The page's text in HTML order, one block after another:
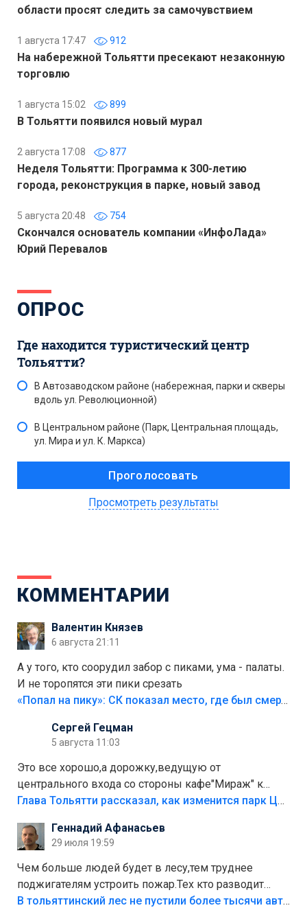
области просят следить за самочувствием
1 августа 17:47 912
На набережной Тольятти пресекают незаконную
торговлю
1 августа 15:02 899
В Тольятти появился новый мурал
2 августа 17:08 877
Неделя Тольятти: Программа к 300-летию
города, реконструкция в парке, новый завод
5 августа 20:48 754
Скончался основатель компании «ИнфоЛада»
Юрий Перевалов
ОПРОС
Где находится туристический центр
Тольятти?
В Автозаводском районе (набережная, парки и скверы
вдоль ул. Революционной)
В Центральном районе (Парк, Центральная площадь,
ул. Мира и ул. К. Маркса)
Просмотреть результаты
КОММЕНТАРИИ
Валентин Князев
6 августа 21:11
А у того, кто соорудил забор с пиками, ума - палаты.
И не торопятся эти пики срезать
«Попал на пику»: СК показал место, где был смертельно травмирован ребенок в Тольятти
Сергей Гецман
5 августа 11:03
Это все хорошо,а дорожку,ведущую от
центрального входа со стороны кафе"Мираж" к
аттракционам слабо доделать?А то бордюры
лежала в парке и испортилась.Да еще,видимо,часть
украли.
Глава Тольятти рассказал, как изменится парк Центрального района
Геннадий Афанасьев
29 июля 19:59
Чем больше людей будет в лесу,тем труднее
поджигателям устроить пожар.Тех кто разводит
костры,тех надо безбожно штрафовать.Камер полно
В тольяттинский лес не пустили более тысячи автомобилей